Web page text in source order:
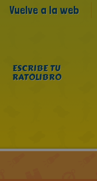
Vuelve a la web
ESCRIBE TU
RATOLIBRO